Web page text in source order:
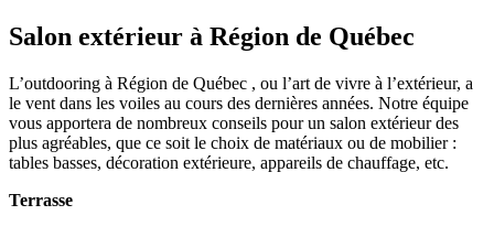
Salon extérieur à Région de Québec
L’outdooring à Région de Québec , ou l’art de vivre à l’extérieur, a
le vent dans les voiles au cours des dernières années. Notre équipe
vous apportera de nombreux conseils pour un salon extérieur des
plus agréables, que ce soit le choix de matériaux ou de mobilier :
tables basses, décoration extérieure, appareils de chauffage, etc.
Terrasse